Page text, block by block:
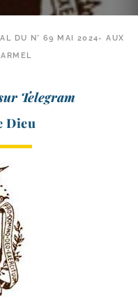
DU N° 69 MAI 2024- AUX
Telegram
Dieu